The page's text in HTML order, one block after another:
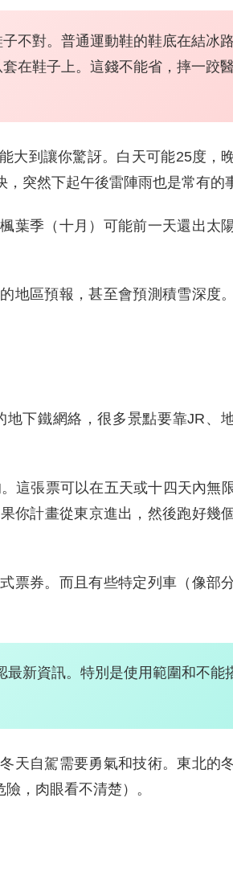
不對。普通運動鞋的鞋底在結冰路
在鞋子上。這錢不能省，摔一跤醫
大到讓你驚訝。白天可能25度，
突然下起午後雷陣雨也是常有的
葉季（十月）可能前一天還出太
地區預報，甚至會預測積雪深度。
下鐵網絡，很多景點要靠JR、
這張票可以在五天或十四天內無
你計畫從東京進出，然後跑好幾
票券。而且有些特定列車（像部
最新資訊。特別是使用範圍和不能
天自駕需要勇氣和技術。東北的
，肉眼看不清楚）。